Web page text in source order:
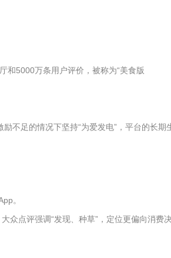
和5000万条用户评价，被称为“美食版
不足的情况下坚持“为爱发电”，平台的长期
。
众点评强调“发现、种草”，定位更偏向消费